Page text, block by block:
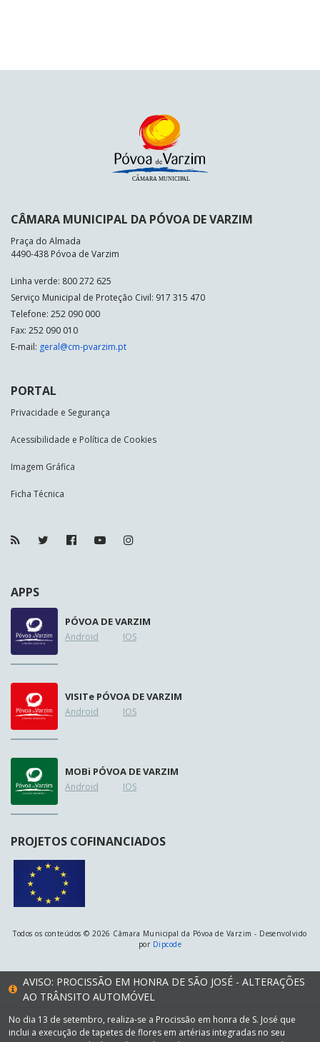
CÂMARA MUNICIPAL DA PÓVOA DE VARZIM
Praça do Almada
4490-438 Póvoa de Varzim
Linha verde: 800 272 625
Serviço Municipal de Proteção Civil: 917 315 470
Telefone: 252 090 000
Fax: 252 090 010
E-mail: geral@cm-pvarzim.pt
PORTAL
Privacidade e Segurança
Acessibilidade e Política de Cookies
Imagem Gráfica
Ficha Técnica
APPS
PÓVOA DE VARZIM
Android IOS
VISITe PÓVOA DE VARZIM
Android IOS
MOBi PÓVOA DE VARZIM
Android IOS
PROJETOS COFINANCIADOS
Todos os conteúdos © 2026 Câmara Municipal da Póvoa de Varzim - Desenvolvido
por Dipcode
AVISO: PROCISSÃO EM HONRA DE SÃO JOSÉ - ALTERAÇÕES
AO TRÂNSITO AUTOMÓVEL
No dia 13 de setembro, realiza-se a Procissão em honra de S. José que
inclui a execução de tapetes de flores em artérias integradas no seu